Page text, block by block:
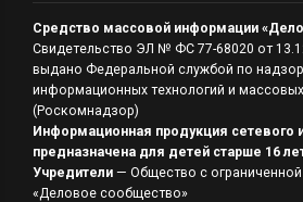
Средство массовой информации
Свидетельство ЭЛ № ФС 77-68020 от
выдано Федеральной службой по
информационных технологий и
(Роскомнадзор)
Информационная продукция сетевого
предназначена для детей старше 16
Учредители — Общество с
«Деловое сообщество»